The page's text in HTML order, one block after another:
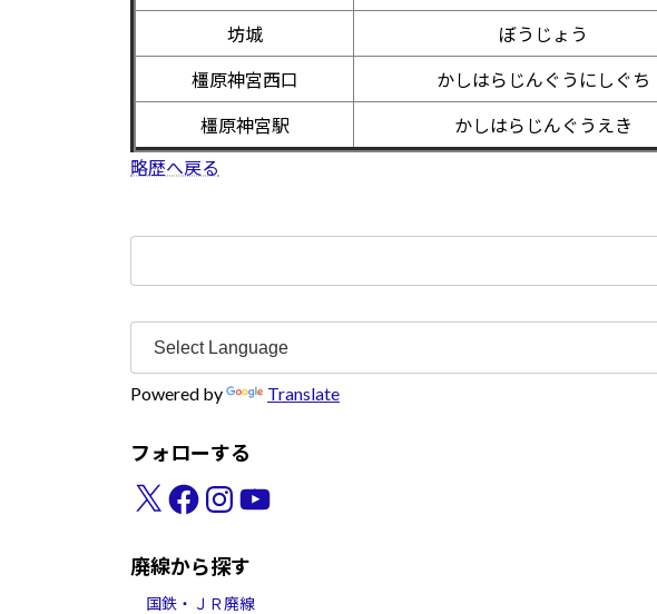
坊城 ぼうじょう
橿原神宮西口 かしはらじんぐうにしぐち
橿原神宮駅
かしはらじんぐうえき
略歴へ戻る
Powered by Translate
フォローする
X Facebook
InstagramYouTube
廃線から探す
国鉄・ＪＲ廃線